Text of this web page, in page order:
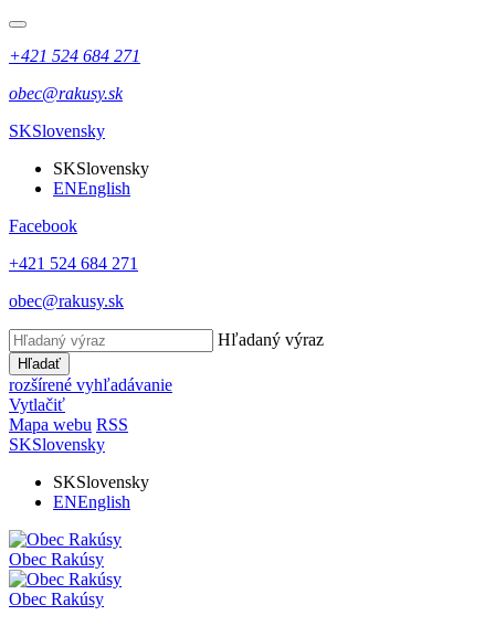
+421 524 684 271
obec@rakusy.sk
SKSlovensky
SKSlovensky
ENEnglish
Facebook
+421 524 684 271
obec@rakusy.sk
Hľadaný výraz
Hľadať
rozšírené vyhľadávanie
Vytlačiť
Mapa webu RSS
SKSlovensky
SKSlovensky
ENEnglish
Obec Rakúsy
Obec Rakúsy